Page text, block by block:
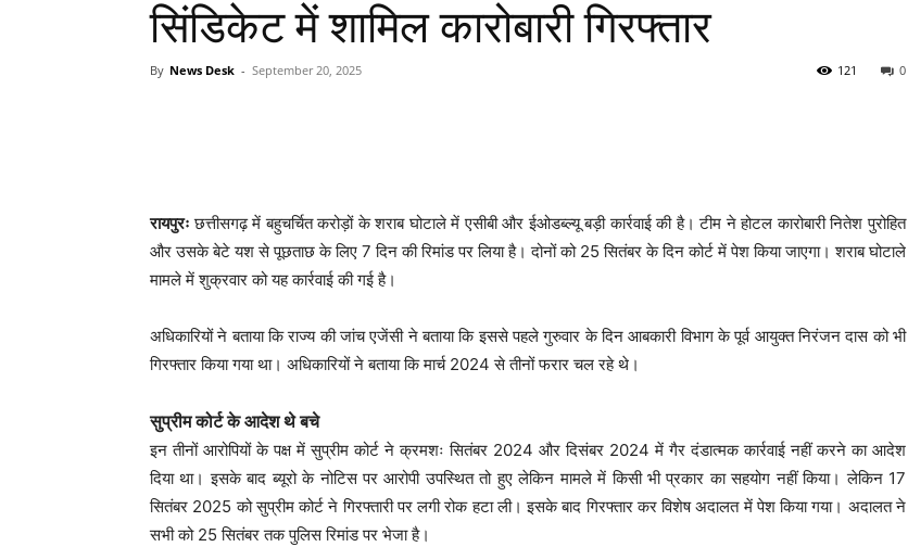
सिंडिकेट में शामिल कारोबारी गिरफ्तार
By News Desk - September 20, 2025 0
121
रायपुरःछत्तीसगढ़ में बहुचर्चित करोड़ों के शराब घोटाले में एसीबी और ईओडब्ल्यू बड़ी कार्रवाई की है। टीम ने होटल कारोबारी नितेश पुरोहित
और उसके बेटे यश से पूछताछ के लिए 7 दिन की रिमांड पर लिया है। दोनों को 25 सितंबर के दिन कोर्ट में पेश किया जाएगा। शराब घोटाले
मामले में शुक्रवार को यह कार्रवाई की गई है।
अधिकारियों ने बताया कि राज्य की जांच एजेंसी ने बताया कि इससे पहले गुरुवार के दिन आबकारी विभाग के पूर्व आयुक्त निरंजन दास को भी
गिरफ्तार किया गया था। अधिकारियों ने बताया कि मार्च 2024 से तीनों फरार चल रहे थे।
सुप्रीम कोर्ट के आदेश थे बचे
इन तीनों आरोपियों के पक्ष में सुप्रीम कोर्ट ने क्रमशः सितंबर 2024 और दिसंबर 2024 में गैर दंडात्मक कार्रवाई नहीं करने का आदेश
दिया था। इसके बाद ब्यूरो के नोटिस पर आरोपी उपस्थित तो हुए लेकिन मामले में किसी भी प्रकार का सहयोग नहीं किया। लेकिन 17
सितंबर 2025 को सुप्रीम कोर्ट ने गिरफ्तारी पर लगी रोक हटा ली। इसके बाद गिरफ्तार कर विशेष अदालत में पेश किया गया। अदालत ने
सभी को 25 सितंबर तक पुलिस रिमांड पर भेजा है।